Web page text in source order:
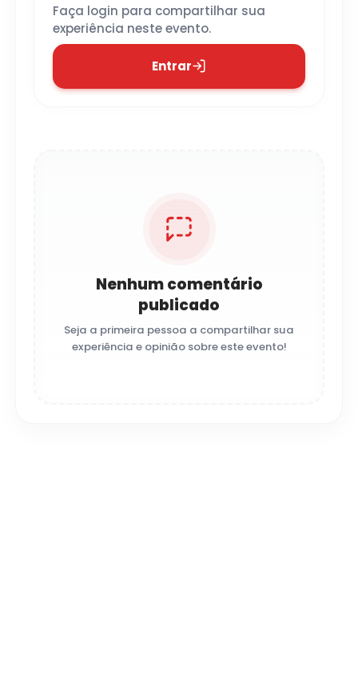
Faça login para compartilhar sua
experiência neste evento.
Entrar
Nenhum comentário
publicado
Seja a primeira pessoa a compartilhar sua
experiência e opinião sobre este evento!